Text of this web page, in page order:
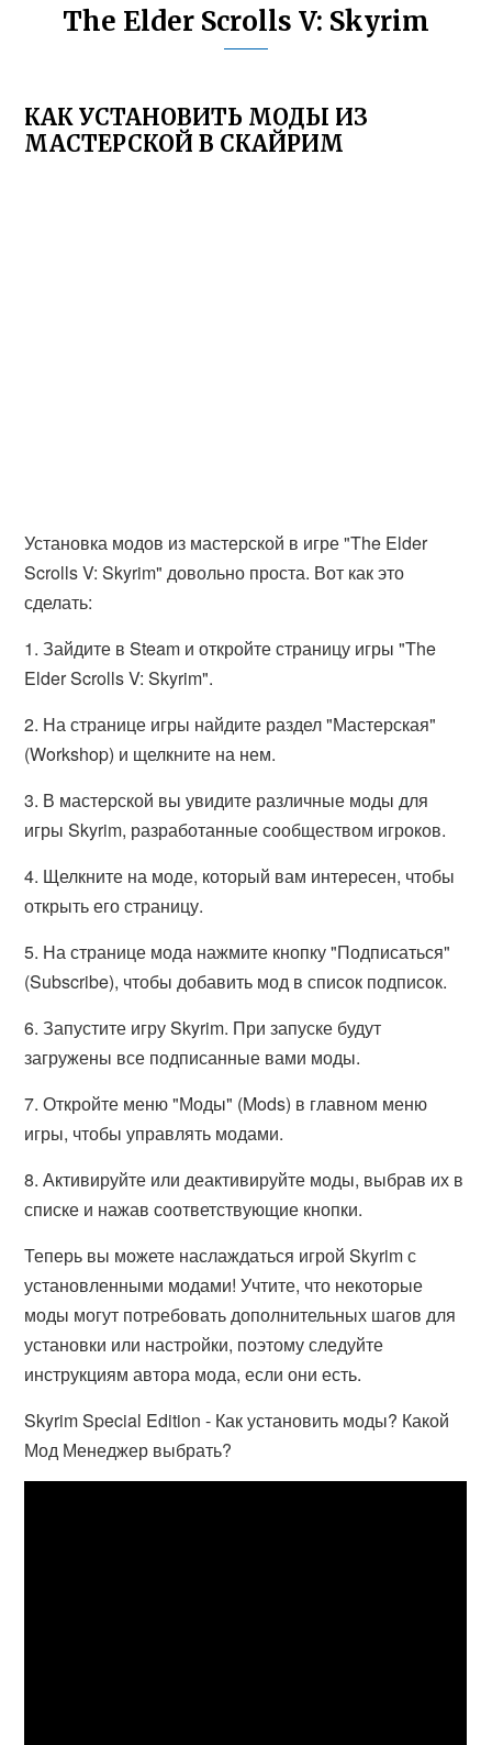
The Elder Scrolls V: Skyrim
КАК УСТАНОВИТЬ МОДЫ ИЗ
МАСТЕРСКОЙ В СКАЙРИМ
Установка модов из мастерской в игре "The Elder
Scrolls V: Skyrim" довольно проста. Вот как это
сделать:
1. Зайдите в Steam и откройте страницу игры "The
Elder Scrolls V: Skyrim".
2. На странице игры найдите раздел "Мастерская"
(Workshop) и щелкните на нем.
3. В мастерской вы увидите различные моды для
игры Skyrim, разработанные сообществом игроков.
4. Щелкните на моде, который вам интересен, чтобы
открыть его страницу.
5. На странице мода нажмите кнопку "Подписаться"
(Subscribe), чтобы добавить мод в список подписок.
6. Запустите игру Skyrim. При запуске будут
загружены все подписанные вами моды.
7. Откройте меню "Моды" (Mods) в главном меню
игры, чтобы управлять модами.
8. Активируйте или деактивируйте моды, выбрав их в
списке и нажав соответствующие кнопки.
Теперь вы можете наслаждаться игрой Skyrim с
установленными модами! Учтите, что некоторые
моды могут потребовать дополнительных шагов для
установки или настройки, поэтому следуйте
инструкциям автора мода, если они есть.
Skyrim Special Edition - Как установить моды? Какой
Мод Менеджер выбрать?